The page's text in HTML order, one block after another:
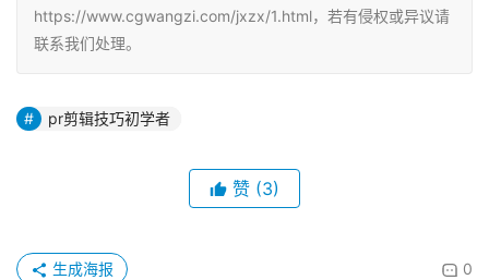
https://www.cgwangzi.com/jxzx/1.html，若有侵权或异议请
联系我们处理。
pr剪辑技巧初学者
赞 (3)
0
生成海报